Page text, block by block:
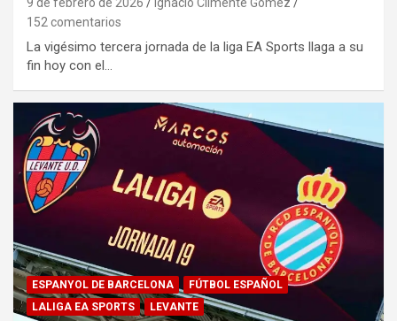
9 de febrero de 2026
Ignacio Climente Gomez
152 comentarios
La vigésimo tercera jornada de la liga EA Sports llaga a su
fin hoy con el…
ESPANYOL DE BARCELONA
FÚTBOL ESPAÑOL
LALIGA EA SPORTS
LEVANTE